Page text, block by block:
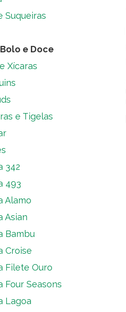
Suqueiras
e Doce
Xícaras
e Tigelas
342
493
Alamo
Asian
Bambu
Croise
Filete Ouro
Four Seasons
Lagoa